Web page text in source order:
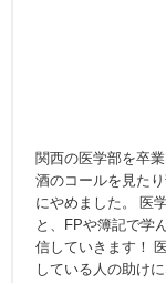
関西の医学部を卒
酒のコールを見た
にやめました。 医
と、FPや簿記で学
信していきます！
している人の助け